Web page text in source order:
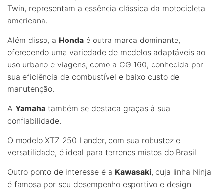
Twin, representam a essência clássica da motocicleta
americana.
Além disso, a Honda é outra marca dominante,
oferecendo uma variedade de modelos adaptáveis ao
uso urbano e viagens, como a CG 160, conhecida por
sua eficiência de combustível e baixo custo de
manutenção.
A Yamaha também se destaca graças à sua
confiabilidade.
O modelo XTZ 250 Lander, com sua robustez e
versatilidade, é ideal para terrenos mistos do Brasil.
Outro ponto de interesse é a Kawasaki, cuja linha Ninja
é famosa por seu desempenho esportivo e design